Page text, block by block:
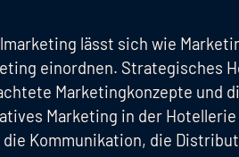
lässt sich wie
einordnen. Strategisches
Marketingkonzepte und
Marketing in der
die Kommunikation, die